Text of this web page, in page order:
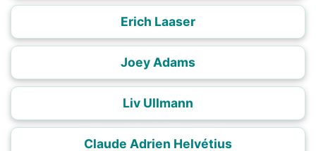
Erich Laaser
Joey Adams
Liv Ullmann
Claude Adrien Helvétius